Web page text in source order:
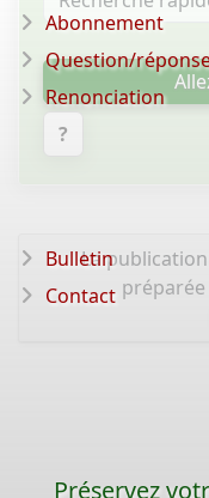
?
La publication
Abonnement
Question/
Renonciation
Bulletin
Contact
Préservez